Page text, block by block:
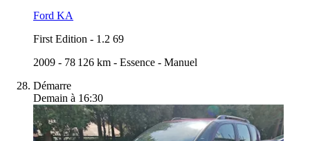
Ford KA
First Edition - 1.2 69
2009 - 78 126 km - Essence - Manuel
Démarre
Demain à 16:30